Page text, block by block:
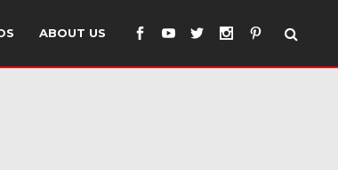
ABOUT US